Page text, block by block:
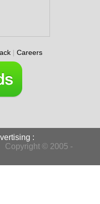
| Careers
:
Copyright © 2005 -